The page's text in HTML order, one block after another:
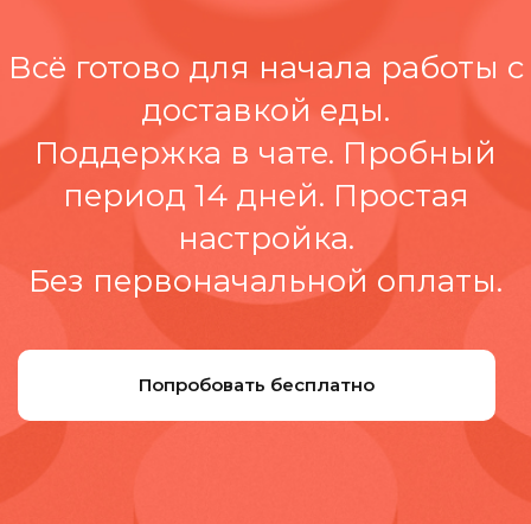
Всё готово для начала работы с
доставкой еды.
Поддержка в чате. Пробный
период 14 дней. Простая
настройка.
Без первоначальной оплаты.
Попробовать бесплатно